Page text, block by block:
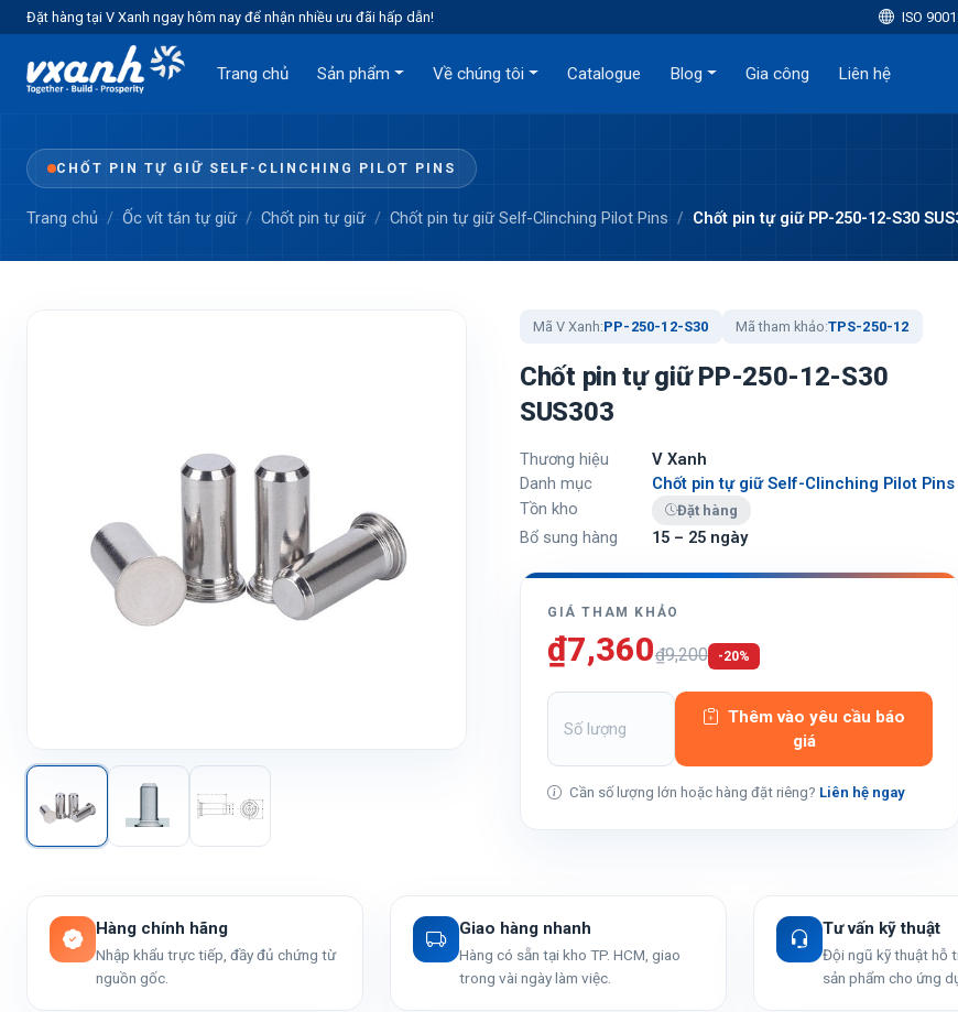
Đặt hàng tại V Xanh ngay hôm nay để nhận nhiều ưu đãi hấp dẫn! ISO
Trang chủ Sản phẩm Về chúng tôi Catalogue Blog Gia công Liên hệ
CHỐT PIN TỰ GIỮ SELF-CLINCHING PILOT PINS
Trang chủ Ốc vít tán tự giữ Chốt pin tự giữ Chốt pin tự giữ Self-Clinching Pilot Pins Chốt pin tự giữ PP-250-12-S30
Mã V Xanh:PP-250-12-S30 Mã tham khảo:TPS-250-12
Chốt pin tự giữ PP-250-12-S30
SUS303
Thương hiệu
V Xanh
Danh mục
Chốt pin tự giữ Self-Clinching Pilot Pins
Tồn kho
Đặt hàng
Bổ sung hàng 15 – 25 ngày
GIÁ THAM KHẢO
₫7,360₫9,200 -20%
Thêm vào yêu cầu báo
giá
Cần số lượng lớn hoặc hàng đặt riêng? Liên hệ ngay
Hàng chính hãng
Nhập khẩu trực tiếp, đầy đủ chứng từ
nguồn gốc.
Giao hàng nhanh
Hàng có sẵn tại kho TP. HCM, giao
trong vài ngày làm việc.
Tư vấn kỹ thuật
Đội ngũ kỹ thuật hỗ
sản phẩm cho ứng